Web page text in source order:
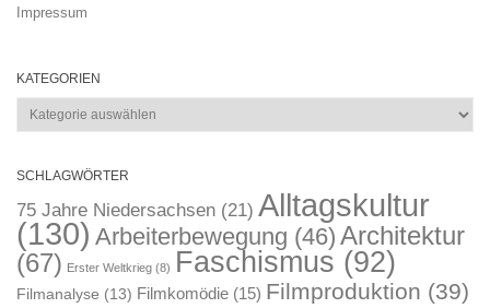
Impressum
KATEGORIEN
Kategorien
SCHLAGWÖRTER
75 Jahre Niedersachsen (21) Alltagskultur
(130) Arbeiterbewegung (46) Architektur
(67) Erster Weltkrieg (8) Faschismus (92)
Filmanalyse (13) Filmkomödie (15) Filmproduktion (39)